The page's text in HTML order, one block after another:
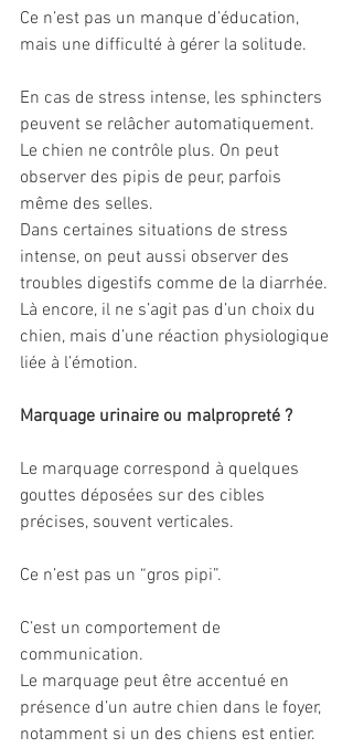
Ce n’est pas un manque d’éducation,
mais une difficulté à gérer la solitude.
En cas de stress intense, les sphincters
peuvent se relâcher automatiquement.
Le chien ne contrôle plus. On peut
observer des pipis de peur, parfois
même des selles.
Dans certaines situations de stress
intense, on peut aussi observer des
troubles digestifs comme de la diarrhée.
Là encore, il ne s’agit pas d’un choix du
chien, mais d’une réaction physiologique
liée à l’émotion.
Marquage urinaire ou malpropreté ?
Le marquage correspond à quelques
gouttes déposées sur des cibles
précises, souvent verticales.
Ce n’est pas un “gros pipi”.
C’est un comportement de
communication.
Le marquage peut être accentué en
présence d’un autre chien dans le foyer,
notamment si un des chiens est entier.